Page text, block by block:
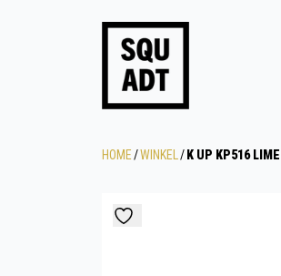
HOME/WINKEL / K UP KP516 LIME